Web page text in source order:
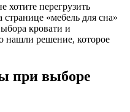
хотите перегрузить
«мебель для сна»
кровати и
нашли решение, которое
при выборе